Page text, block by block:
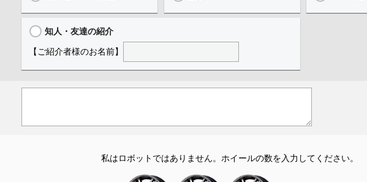
知人・友達の紹介
【ご紹介者様のお名前】
私はロボットではありません。 ホイールの数を入力してください。